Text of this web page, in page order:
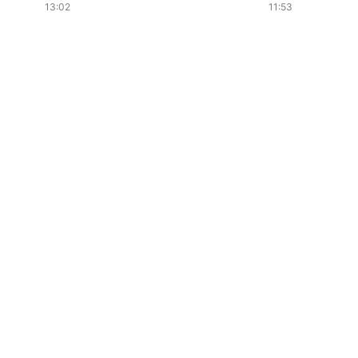
13:02 11:53